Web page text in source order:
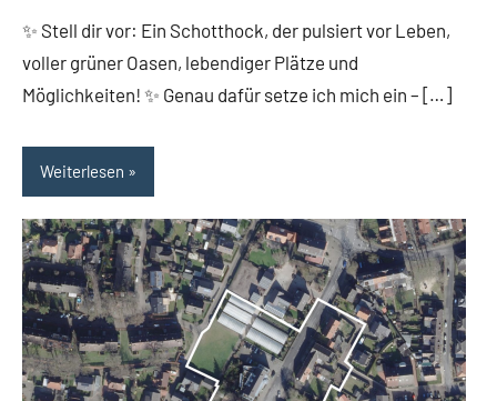
✨ Stell dir vor: Ein Schotthock, der pulsiert vor Leben,
voller grüner Oasen, lebendiger Plätze und
Möglichkeiten! ✨ Genau dafür setze ich mich ein – […]
Weiterlesen